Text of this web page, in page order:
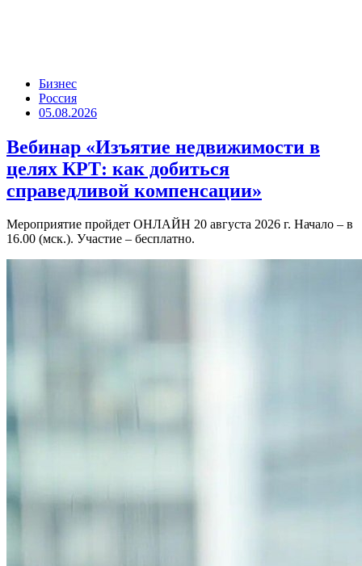
Бизнес
Россия
05.08.2026
Вебинар «Изъятие недвижимости в
целях КРТ: как добиться
справедливой компенсации»
Мероприятие пройдет ОНЛАЙН 20 августа 2026 г. Начало – в
16.00 (мск.). Участие – бесплатно.